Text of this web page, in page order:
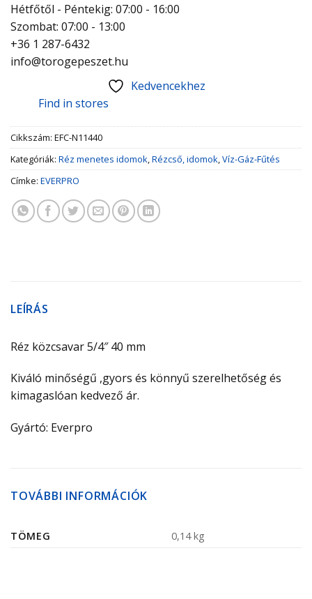
Hétfőtől - Péntekig: 07:00 - 16:00
Szombat: 07:00 - 13:00
+36 1 287-6432
info@torogepeszet.hu
Kedvencekhez
Find in stores
Cikkszám: EFC-N11440
Kategóriák: Réz menetes idomok,Rézcső, idomok,Víz-Gáz-Fűtés
Címke: EVERPRO
LEÍRÁS
Réz közcsavar 5/4″ 40 mm
Kiváló minőségű ,gyors és könnyű szerelhetőség és
kimagaslóan kedvező ár.
Gyártó: Everpro
TOVÁBBI INFORMÁCIÓK
TÖMEG 0,14 kg